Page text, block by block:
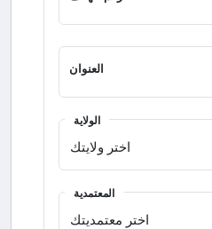
العنوان
الولاية
المعتمدية